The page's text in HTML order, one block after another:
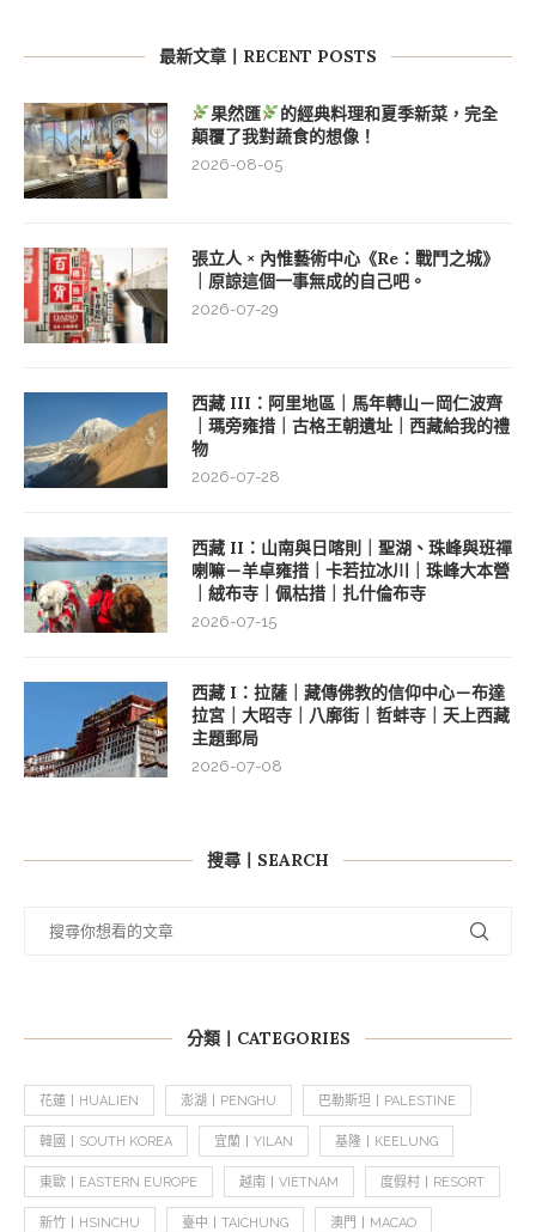
最新文章丨RECENT POSTS
果然匯
的經典料理和夏季新菜，完全
顛覆了我對蔬食的想像！
2026-08-05
張立人 × 內惟藝術中心《Re：戰鬥之城》
｜原諒這個一事無成的自己吧。
2026-07-29
西藏 III：阿里地區｜馬年轉山－岡仁波齊
｜瑪旁雍措｜古格王朝遺址｜西藏給我的禮
物
2026-07-28
西藏 II：山南與日喀則｜聖湖、珠峰與班禪
喇嘛－羊卓雍措｜卡若拉冰川｜珠峰大本營
｜絨布寺｜佩枯措｜扎什倫布寺
2026-07-15
西藏 I：拉薩｜藏傳佛教的信仰中心－布達
拉宮｜大昭寺｜八廓街｜哲蚌寺｜天上西藏
主題郵局
2026-07-08
搜尋丨SEARCH
分類丨CATEGORIES
花蓮丨HUALIEN 澎湖丨PENGHU 巴勒斯坦丨PALESTINE
韓國丨SOUTH KOREA 宜蘭丨YILAN 基隆丨KEELUNG
東歐丨EASTERN EUROPE 越南丨VIETNAM 度假村丨RESORT
新竹丨HSINCHU 臺中丨TAICHUNG 澳門丨MACAO